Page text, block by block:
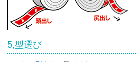
5,型選び